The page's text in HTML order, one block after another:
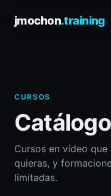
jmochon.training
CURSOS
Cursos en vídeo
quieras, y
limitadas.